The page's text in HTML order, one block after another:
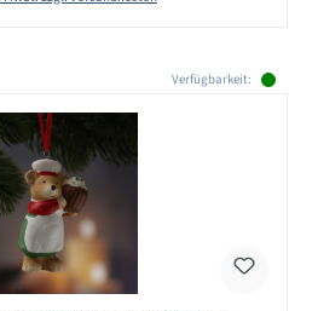
Verfügbarkeit: